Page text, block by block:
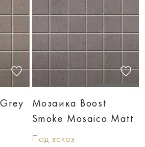
Мозаика Boost
Smoke Mosaico Matt
Под заказ